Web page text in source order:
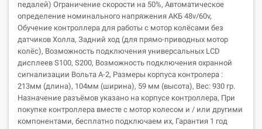
педалей) Ограничение скорости на 50%, Автоматическое
определение номинального напряжения АКБ 48v/60v,
Обучение контроллера для работы с мотор колёсами без
датчиков Холла, Задний ход (для прямо-приводных мотор
колёс), Возможность подключения универсальных LСD
дисплеев S100, S200, Возможность подключения охранной
сигнализации Вольта А-2, Размеры корпуса контролера :
213мм (длина), 104мм (ширина), 59 мм (высота), Вес: 930 гр.
Назначение разъёмов указано на корпусе контроллера, При
покупке контроллера вместе с мотор колесом и / или другими
компонентами, бесплатно подключаем их, Гарантия 1 год